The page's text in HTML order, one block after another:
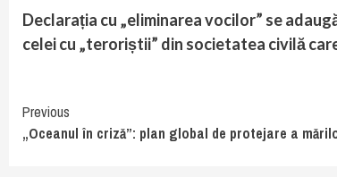
Declarația cu „eliminarea vocilor” se
celei cu „teroriștii” din societatea civilă
Continue
Reading
Previous
„Oceanul în criză”: plan global de protejare a